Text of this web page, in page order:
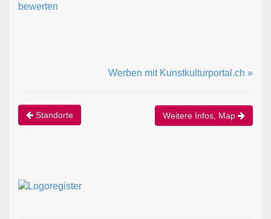
bewerten
Werben mit Kunstkulturportal.ch »
Standorte Weitere Infos, Map